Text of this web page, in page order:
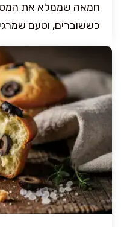
חמאה שממלא את
כששוברים, וטעם